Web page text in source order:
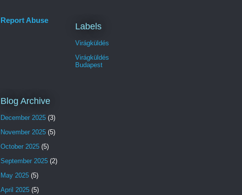
Report Abuse
Labels
Virágküldés
Virágküldés
Budapest
Blog Archive
December 2025 (3)
November 2025 (5)
October 2025 (5)
September 2025 (2)
May 2025 (5)
April 2025 (5)